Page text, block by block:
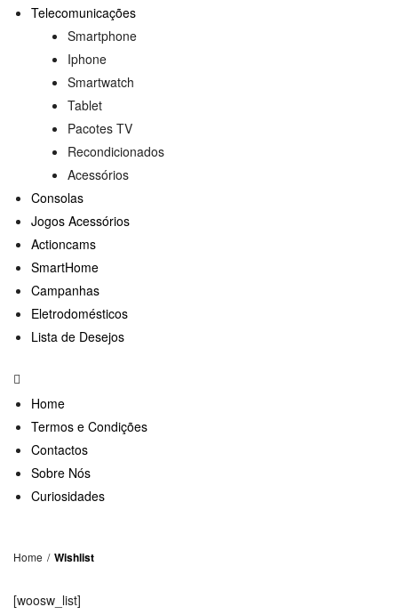
Telecomunicações
Smartphone
Iphone
Smartwatch
Tablet
Pacotes TV
Recondicionados
Acessórios
Consolas
Jogos Acessórios
Actioncams
SmartHome
Campanhas
Eletrodomésticos
Lista de Desejos
Home
Termos e Condições
Contactos
Sobre Nós
Curiosidades
Home / Wishlist
[woosw_list]